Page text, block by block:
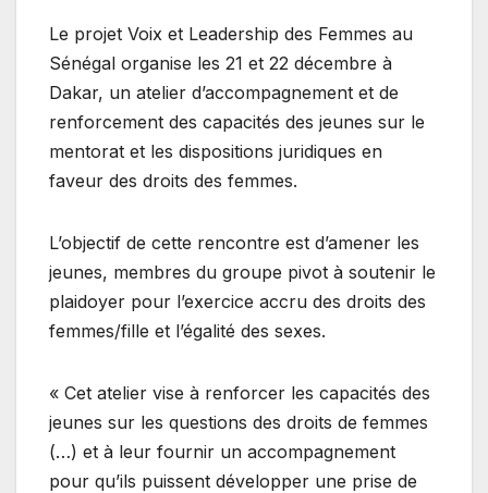
Le projet Voix et Leadership des Femmes au
Sénégal organise les 21 et 22 décembre à
Dakar, un atelier d’accompagnement et de
renforcement des capacités des jeunes sur le
mentorat et les dispositions juridiques en
faveur des droits des femmes.
L’objectif de cette rencontre est d’amener les
jeunes, membres du groupe pivot à soutenir le
plaidoyer pour l’exercice accru des droits des
femmes/fille et l’égalité des sexes.
« Cet atelier vise à renforcer les capacités des
jeunes sur les questions des droits de femmes
(…) et à leur fournir un accompagnement
pour qu’ils puissent développer une prise de